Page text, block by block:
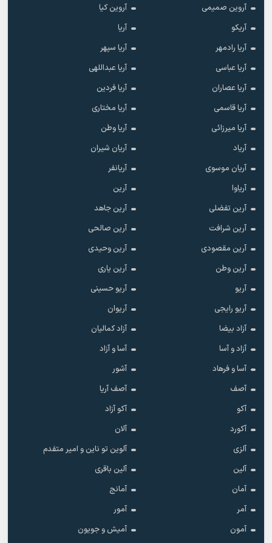
آروین صمیمی
آروین کیا
آریکو
آریا
آریا رادمهر
آریا سپهر
آریا عباسی
آریا عبداللهی
آریا عصاران
آریا فردین
آریا قاسمی
آریا مختاری
آریا میرزائی
آریا وطن
آریاد
آریان شیران
آریان موسوی
آریانفر
آریاوا
آرین
آرین تفضلی
آرین جاهد
آرین شرافت
آرین صالحی
آرین مقصودی
آرین وحیدی
آرین وطن
آرین یاری
آریو
آریو حسینی
آریو رایجی
آریوان
آزاد بیضا
آزاد کمالیان
آزاد و آسا
آسا و آزاد
آسا و فرهاد
آشور
آصف
آصف آریا
آکو
آکو آزاد
آکورد
آلان
آلزی
آلوین تو ناین و امیر متفدم
آلین
آلین باقری
آمان
آمانج
آمر
آمور
آمون
آمیش و جویون